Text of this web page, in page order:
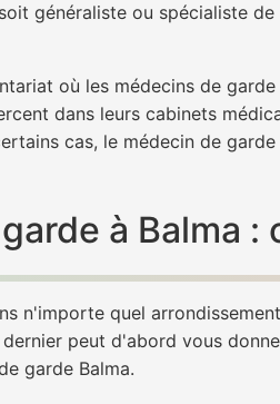
généraliste ou spécialiste
où les médecins de
dans leurs cabinets
cas, le médecin de
à Balma :
n'importe quel
peut d'abord vous
garde Balma.